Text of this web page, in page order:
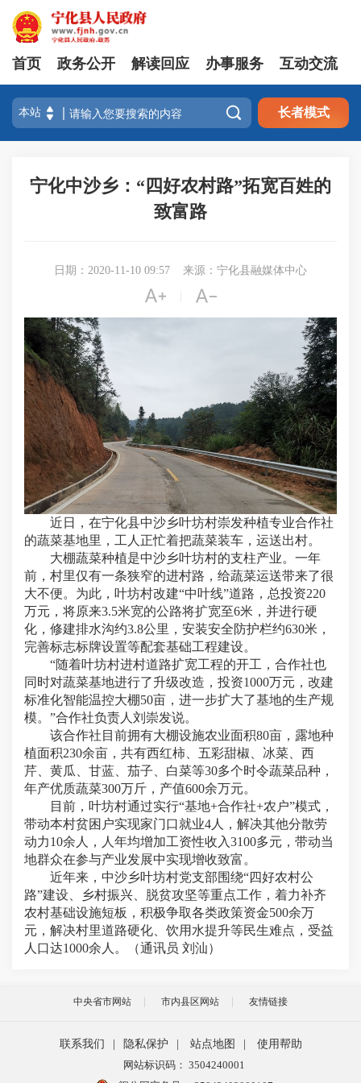
首页 政务公开 解读回应 办事服务 互动交流
 长者模式
宁化中沙乡：“四好农村路”拓宽百姓的
致富路
日期：2020-11-10 09:57 来源：宁化县融媒体中心
 
近日，在宁化县中沙乡叶坊村崇发种植专业合作社
的蔬菜基地里，工人正忙着把蔬菜装车，运送出村。
大棚蔬菜种植是中沙乡叶坊村的支柱产业。一年
前，村里仅有一条狭窄的进村路，给蔬菜运送带来了很
大不便。为此，叶坊村改建“中叶线”道路，总投资220
万元，将原来3.5米宽的公路将扩宽至6米，并进行硬
化，修建排水沟约3.8公里，安装安全防护栏约630米，
完善标志标牌设置等配套基础工程建设。
“随着叶坊村进村道路扩宽工程的开工，合作社也
同时对蔬菜基地进行了升级改造，投资1000万元，改建
标准化智能温控大棚50亩，进一步扩大了基地的生产规
模。”合作社负责人刘崇发说。
该合作社目前拥有大棚设施农业面积80亩，露地种
植面积230余亩，共有西红柿、五彩甜椒、冰菜、西
芹、黄瓜、甘蓝、茄子、白菜等30多个时令蔬菜品种，
年产优质蔬菜300万斤，产值600余万元。
目前，叶坊村通过实行“基地+合作社+农户”模式，
带动本村贫困户实现家门口就业4人，解决其他分散劳
动力10余人，人年均增加工资性收入3100多元，带动当
地群众在参与产业发展中实现增收致富。
近年来，中沙乡叶坊村党支部围绕“四好农村公
路”建设、乡村振兴、脱贫攻坚等重点工作，着力补齐
农村基础设施短板，积极争取各类政策资金500余万
元，解决村里道路硬化、饮用水提升等民生难点，受益
人口达1000余人。（通讯员 刘汕）
中央省市网站 市内县区网站 友情链接
联系我们 隐私保护 站点地图
使用帮助
网站标识码： 3504240001